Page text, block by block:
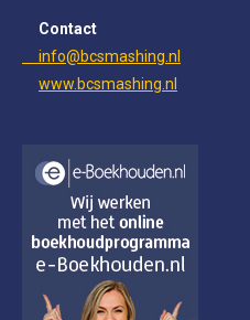
Contact
info@bcsmashing.nl
www.bcsmashing.nl